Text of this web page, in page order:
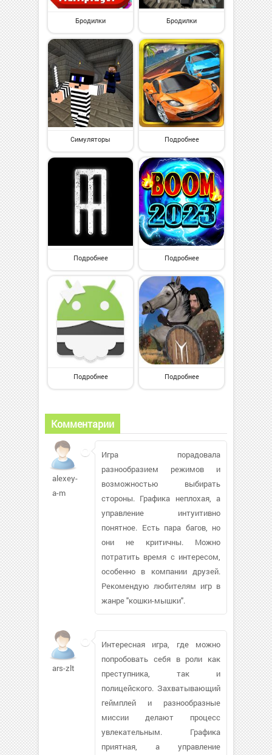
Бродилки Бродилки
Симуляторы Подробнее
Подробнее Подробнее
Подробнее Подробнее
Комментарии
alexey-
a-m
Игра порадовала
разнообразием режимов и
возможностью выбирать
стороны. Графика неплохая, а
управление интуитивно
понятное. Есть пара багов, но
они не критичны. Можно
потратить время с интересом,
особенно в компании друзей.
Рекомендую любителям игр в
жанре "кошки-мышки".
ars-zlt
Интересная игра, где можно
попробовать себя в роли как
преступника, так и
полицейского. Захватывающий
геймплей и разнообразные
миссии делают процесс
увлекательным. Графика
приятная, а управление